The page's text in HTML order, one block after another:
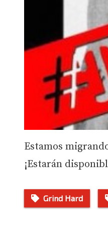
Estamos
¡Estarán
Grind Hard